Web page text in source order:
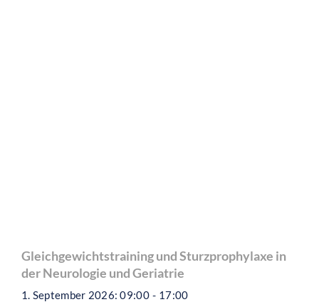
Gleichgewichtstraining und Sturzprophylaxe in
der Neurologie und Geriatrie
1. September 2026: 09:00 - 17:00